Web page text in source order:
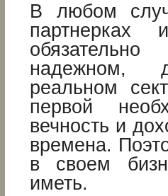
В любом
надежном,
реальном
первой
вечность и
времена.
в своем
иметь.